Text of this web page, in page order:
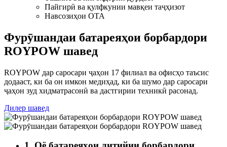
Пайгирӣ ва қулфкунии мавқеи таҷҳизот
Навсозиҳои OTA
Фурӯшандаи батареяҳои борбардори
ROYPOW шавед
ROYPOW дар саросари ҷаҳон 17 филиал ва офисҳо таъсис
додааст, ки ба он имкон медиҳад, ки ба шумо дар саросари
ҷаҳон зуд хидматрасонӣ ва дастгирии техникӣ расонад.
Дилер шавед